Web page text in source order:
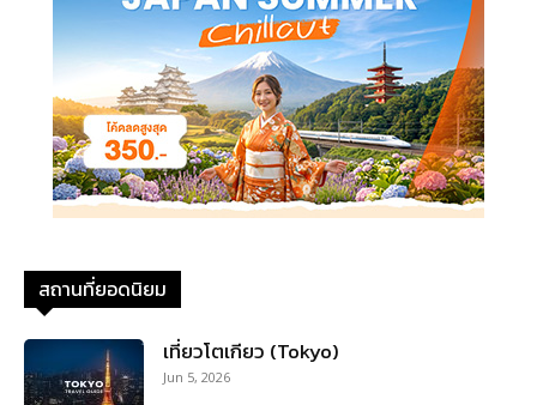
สถานที่ยอดนิยม
เที่ยวโตเกียว (Tokyo)
Jun 5, 2026